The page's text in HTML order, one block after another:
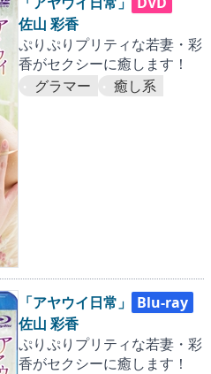
佐山 彩香
ぷりぷりプリティな若妻・彩
香がセクシーに癒します！
グラマー
癒し系
「アヤウイ日常」
Blu-ray
佐山 彩香
ぷりぷりプリティな若妻・彩
香がセクシーに癒します！